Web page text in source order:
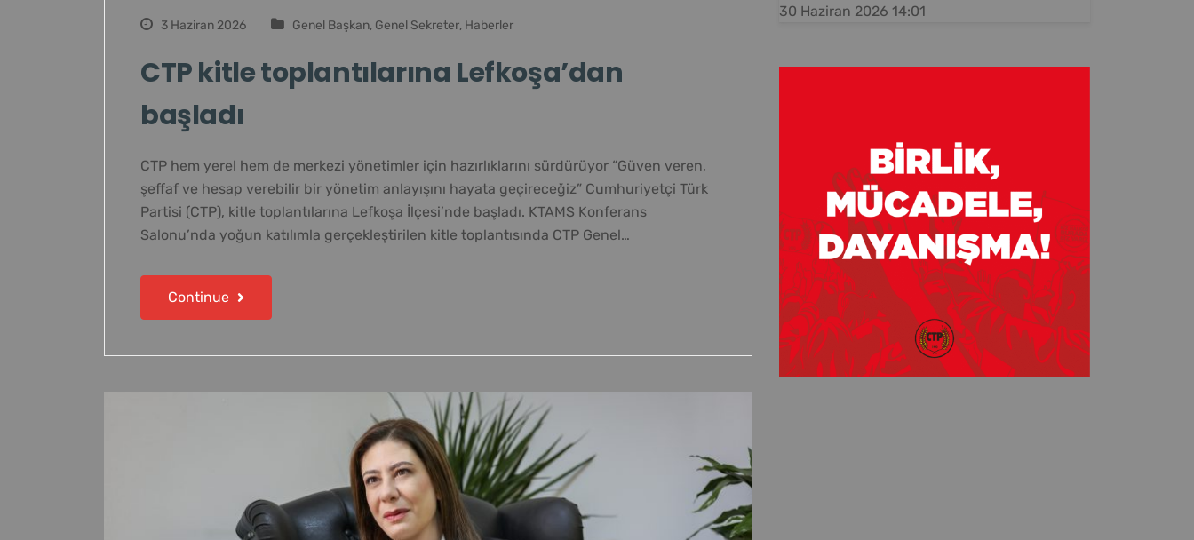
3 Haziran 2026 Genel Başkan, Genel Sekreter, Haberler
CTP kitle toplantılarına Lefkoşa’dan
başladı
CTP hem yerel hem de merkezi yönetimler için hazırlıklarını sürdürüyor “Güven veren,
şeffaf ve hesap verebilir bir yönetim anlayışını hayata geçireceğiz” Cumhuriyetçi Türk
Partisi (CTP), kitle toplantılarına Lefkoşa İlçesi’nde başladı. KTAMS Konferans
Salonu’nda yoğun katılımla gerçekleştirilen kitle toplantısında CTP Genel…
Continue
30 Haziran 2026 14:01